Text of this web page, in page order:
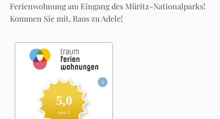
Ferienwohnung am Eingang des Müritz-Nationalparks!
Kommen Sie mit, Raus zu Adele!